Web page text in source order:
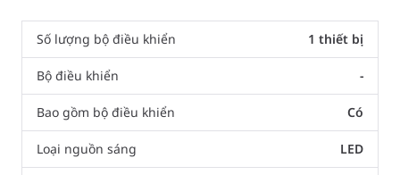
Số lượng bộ điều khiển 1 thiết bị
Bộ điều khiển -
Bao gồm bộ điều khiển Có
Loại nguồn sáng LED